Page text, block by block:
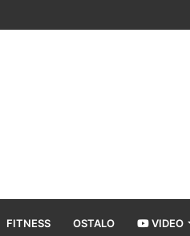
FITNESS OSTALO VIDEO